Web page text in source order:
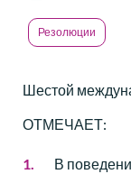
Резолюции
Шестой
ОТМЕЧАЕТ:
В